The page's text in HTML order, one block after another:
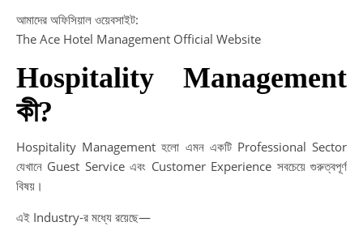
আমাদের অফিসিয়াল ওয়েবসাইট:
The Ace Hotel Management Official Website
Hospitality Management
কী?
Hospitality Management হলো এমন একটি Professional Sector
যেখানে Guest Service এবং Customer Experience সবচেয়ে গুরুত্বপূর্ণ
বিষয়।
এই Industry-র মধ্যে রয়েছে—